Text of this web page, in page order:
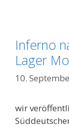
Inferno
Lager
10.
wir